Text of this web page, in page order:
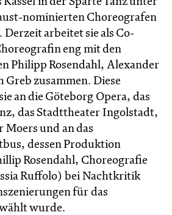
nominierten Choreografen
Derzeit arbeitet sie als Co-
eng mit den
Philipp Rosendahl, Alexander
zusammen. Diese
an die Göteborg Opera, das
das Stadttheater Ingolstadt,
Moers und an das
dessen Produktion
Rosendahl, Choreografie
Ruffolo) bei Nachtkritik
für das
wurde.